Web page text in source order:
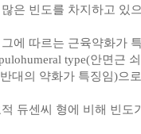
은 빈도를 차지하고 있
에 따르는 근육약화가
type(안면근
대의 약화가 특징임)으
듀센씨 형에 비해 빈